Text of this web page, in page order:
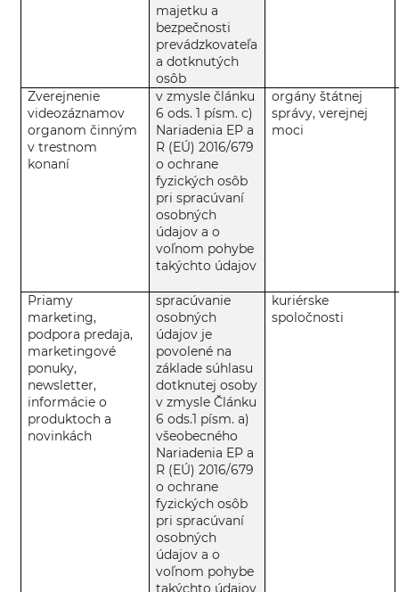
majetku a
bezpečnosti
prevádzkovateľa
a dotknutých
osôb
Zverejnenie
videozáznamov
organom činným
v trestnom
konaní
v zmysle článku
6 ods. 1 písm. c)
Nariadenia EP a
R (EÚ) 2016/679
o ochrane
fyzických osôb
pri spracúvaní
osobných
údajov a o
voľnom pohybe
takýchto údajov
orgány štátnej
správy, verejnej
moci
Priamy
marketing,
podpora predaja,
marketingové
ponuky,
newsletter,
informácie o
produktoch a
novinkách
spracúvanie
osobných
údajov je
povolené na
základe súhlasu
dotknutej osoby
v zmysle Článku
6 ods.1 písm. a)
všeobecného
Nariadenia EP a
R (EÚ) 2016/679
o ochrane
fyzických osôb
pri spracúvaní
osobných
údajov a o
voľnom pohybe
takýchto údajov
kuriérske
spoločnosti